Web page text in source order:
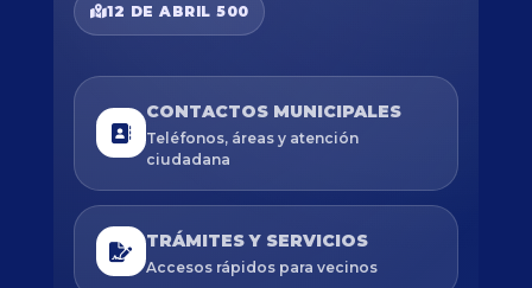
12 DE ABRIL 500
CONTACTOS MUNICIPALES
Teléfonos, áreas y atención
ciudadana
TRÁMITES Y SERVICIOS
Accesos rápidos para vecinos